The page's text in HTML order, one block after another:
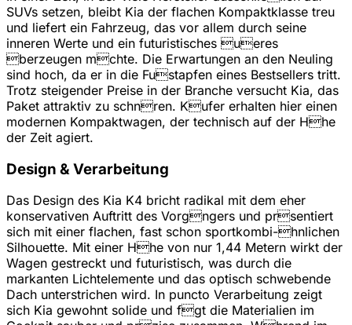
SUVs setzen, bleibt Kia der flachen Kompaktklasse treu
und liefert ein Fahrzeug, das vor allem durch seine
inneren Werte und ein futuristisches ueres
berzeugen mchte. Die Erwartungen an den Neuling
sind hoch, da er in die Fustapfen eines Bestsellers tritt.
Trotz steigender Preise in der Branche versucht Kia, das
Paket attraktiv zu schnren. Kufer erhalten hier einen
modernen Kompaktwagen, der technisch auf der Hhe
der Zeit agiert.
Design & Verarbeitung
Das Design des Kia K4 bricht radikal mit dem eher
konservativen Auftritt des Vorgngers und prsentiert
sich mit einer flachen, fast schon sportkombi-hnlichen
Silhouette. Mit einer Hhe von nur 1,44 Metern wirkt der
Wagen gestreckt und futuristisch, was durch die
markanten Lichtelemente und das optisch schwebende
Dach unterstrichen wird. In puncto Verarbeitung zeigt
sich Kia gewohnt solide und fgt die Materialien im